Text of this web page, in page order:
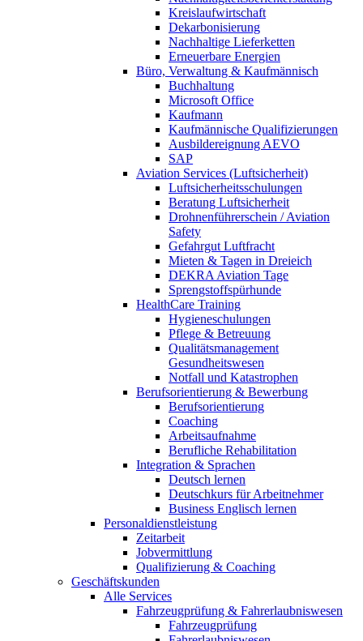
Kreislaufwirtschaft
Dekarbonisierung
Nachhaltige Lieferketten
Erneuerbare Energien
Büro, Verwaltung & Kaufmännisch
Buchhaltung
Microsoft Office
Kaufmann
Kaufmännische Qualifizierungen
Ausbildereignung AEVO
SAP
Aviation Services (Luftsicherheit)
Luftsicherheitsschulungen
Beratung Luftsicherheit
Drohnenführerschein / Aviation
Safety
Gefahrgut Luftfracht
Mieten & Tagen in Dreieich
DEKRA Aviation Tage
Sprengstoffspürhunde
HealthCare Training
Hygieneschulungen
Pflege & Betreuung
Qualitätsmanagement
Gesundheitswesen
Notfall und Katastrophen
Berufsorientierung & Bewerbung
Berufsorientierung
Coaching
Arbeitsaufnahme
Berufliche Rehabilitation
Integration & Sprachen
Deutsch lernen
Deutschkurs für Arbeitnehmer
Business Englisch lernen
Personaldienstleistung
Zeitarbeit
Jobvermittlung
Qualifizierung & Coaching
Geschäftskunden
Alle Services
Fahrzeugprüfung & Fahrerlaubniswesen
Fahrzeugprüfung